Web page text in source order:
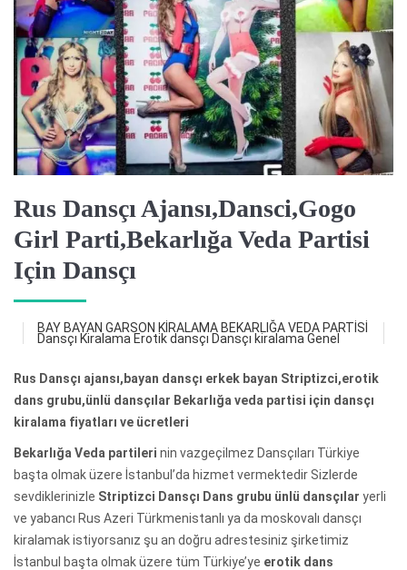
Rus Dansçı Ajansı,Dansci,Gogo
Girl Parti,Bekarlığa Veda Partisi
Için Dansçı
BAY BAYAN GARSON KİRALAMA BEKARLIĞA VEDA PARTİSİ
Dansçı Kiralama Erotik dansçı Dansçı kiralama Genel
Rus Dansçı ajansı,bayan dansçı erkek bayan Striptizci,erotik
dans grubu,ünlü dansçılar Bekarlığa veda partisi için dansçı
kiralama fiyatları ve ücretleri
Bekarlığa Veda partileri nin vazgeçilmez Dansçıları Türkiye
başta olmak üzere İstanbul’da hizmet vermektedir Sizlerde
sevdiklerinizle Striptizci Dansçı Dans grubu ünlü dansçılar yerli
ve yabancı Rus Azeri Türkmenistanlı ya da moskovalı dansçı
kiralamak istiyorsanız şu an doğru adrestesiniz şirketimiz
İstanbul başta olmak üzere tüm Türkiye’ye erotik dans